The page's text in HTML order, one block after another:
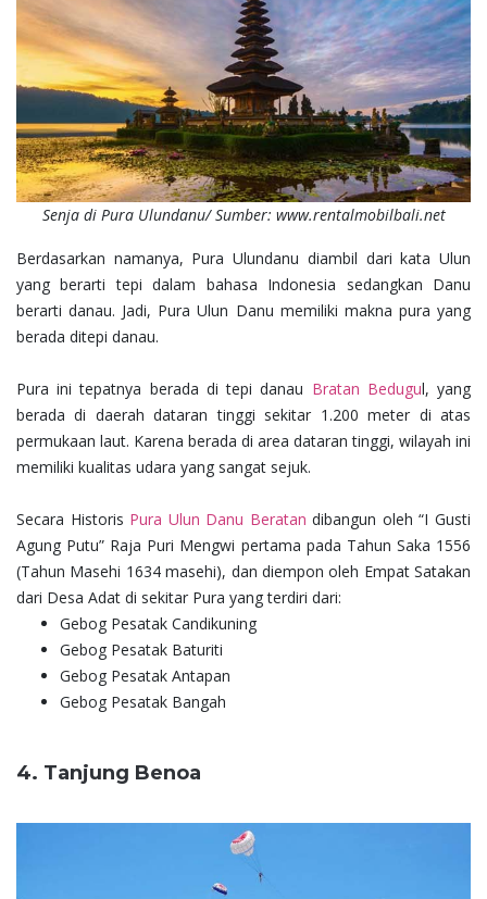
Senja di Pura Ulundanu/ Sumber: www.rentalmobilbali.net
Berdasarkan namanya, Pura Ulundanu diambil dari kata Ulun
yang berarti tepi dalam bahasa Indonesia sedangkan Danu
berarti danau. Jadi, Pura Ulun Danu memiliki makna pura yang
berada ditepi danau.
Pura ini tepatnya berada di tepi danau Bratan Bedugul, yang
berada di daerah dataran tinggi sekitar 1.200 meter di atas
permukaan laut. Karena berada di area dataran tinggi, wilayah ini
memiliki kualitas udara yang sangat sejuk.
Secara Historis Pura Ulun Danu Beratandibangun oleh “I Gusti
Agung Putu” Raja Puri Mengwi pertama pada Tahun Saka 1556
(Tahun Masehi 1634 masehi), dan diempon oleh Empat Satakan
dari Desa Adat di sekitar Pura yang terdiri dari:
Gebog Pesatak Candikuning
Gebog Pesatak Baturiti
Gebog Pesatak Antapan
Gebog Pesatak Bangah
4. Tanjung Benoa